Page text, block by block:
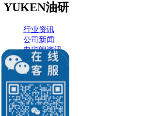
YUKEN油研
行业资讯
公司新闻
电磁阀资讯
液压知识堂
油研柱塞泵
油研叶片泵
油研液压缸
油研电机